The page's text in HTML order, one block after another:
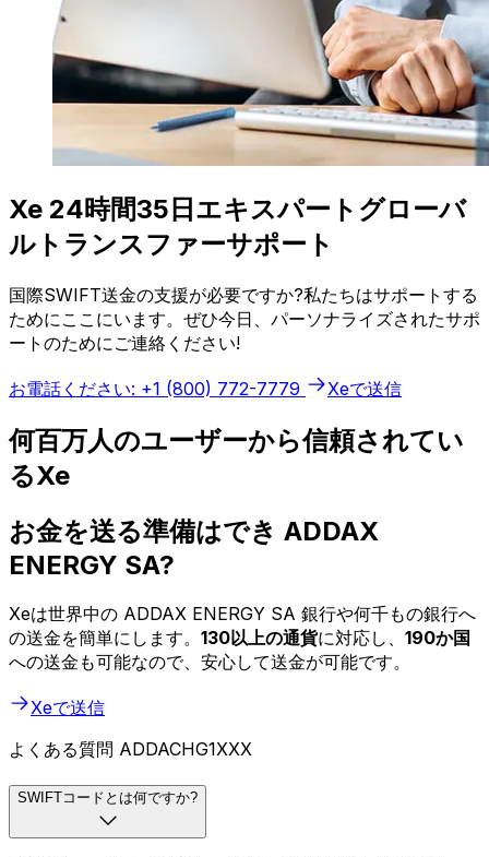
Xe 24時間35日エキスパートグローバ
ルトランスファーサポート
国際SWIFT送金の支援が必要ですか?私たちはサポートする
ためにここにいます。ぜひ今日、パーソナライズされたサポ
ートのためにご連絡ください!
お電話ください: +1 (800) 772-7779 Xeで送信
何百万人のユーザーから信頼されてい
るXe
お金を送る準備はでき ADDAX
ENERGY SA?
Xeは世界中の ADDAX ENERGY SA 銀行や何千もの銀行へ
の送金を簡単にします。 130以上の通貨に対応し、 190か国
への送金も可能なので、安心して送金が可能です。
Xeで送信
よくある質問 ADDACHG1XXX
SWIFTコードとは何ですか?